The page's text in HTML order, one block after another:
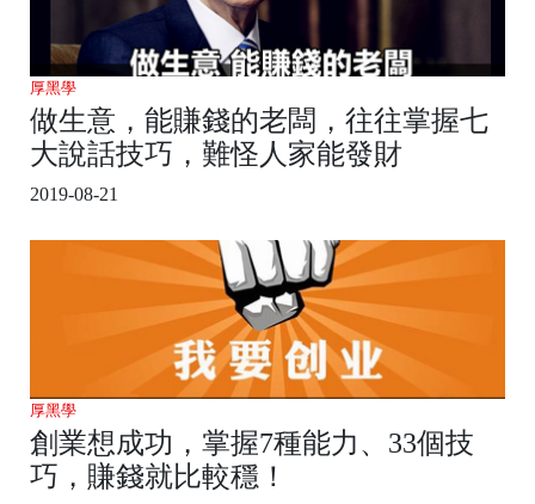
厚黑學
做生意，能賺錢的老闆，往往掌握七
大說話技巧，難怪人家能發財
2019-08-21
厚黑學
創業想成功，掌握7種能力、33個技
巧，賺錢就比較穩！